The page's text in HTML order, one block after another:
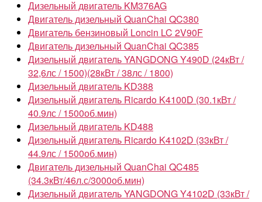
Дизельный двигатель KM376AG
Двигатель дизельный QuanChai QC380
Двигатель бензиновый Loncin LC 2V90F
Двигатель дизельный QuanChai QC385
Дизельный двигатель YANGDONG Y490D (24кВт /
32,6лс / 1500)(28кВт / 38лс / 1800)
Дизельный двигатель KD388
Дизельный двигатель Ricardo K4100D (30.1кВт /
40.9лс / 1500об.мин)
Дизельный двигатель KD488
Дизельный двигатель Ricardo K4102D (33кВт /
44.9лс / 1500об.мин)
Двигатель дизельный QuanChai QC485
(34.3кВт/46л.с/3000об.мин)
Дизельный двигатель YANGDONG Y4102D (33кВт /